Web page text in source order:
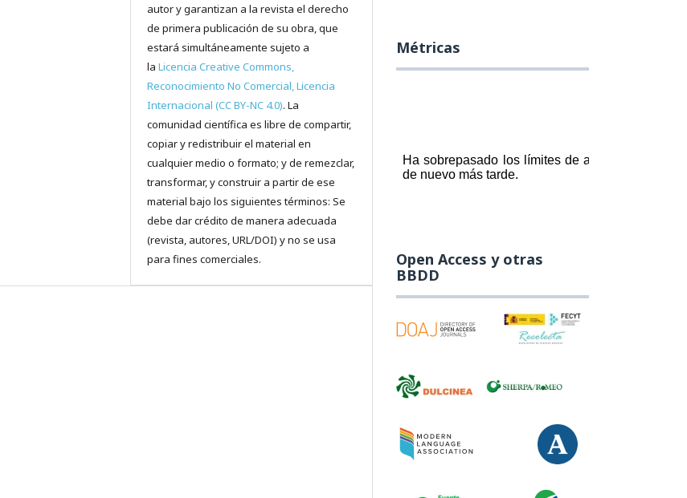
autor y garantizan a la revista el derecho
de primera publicación de su obra, que
estará simultáneamente sujeto a
laLicencia Creative Commons,
Reconocimiento No Comercial, Licencia
Internacional (CC BY-NC 4.0). La
comunidad científica es libre de compartir,
copiar y redistribuir el material en
cualquier medio o formato; y de remezclar,
transformar, y construir a partir de ese
material bajo los siguientes términos: Se
debe dar crédito de manera adecuada
(revista, autores, URL/DOI) y no se usa
para fines comerciales.
Métricas
Open Access y otras
BBDD